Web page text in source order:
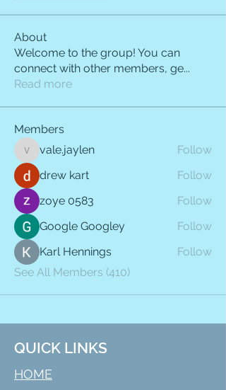
About
Welcome to the group! You can
connect with other members, ge...
Read more
Members
vale.jaylen
vale.jaylen
Follow
drew kart
Follow
zoye 0583
Follow
Google Googley
Follow
Karl Hennings
Follow
See All Members (410)
QUICK LINKS
HOME